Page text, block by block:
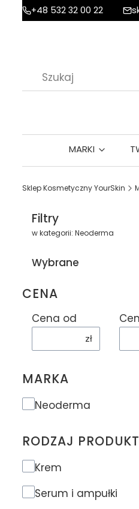
+48 532 32 00 22
MARKI
Sklep Kosmetyczny YourSkin
Filtry
w kategorii: Neoderma
Wybrane
CENA
Cena od
zł
MARKA
Marka
Neoderma
RODZAJ
Rodzaj produktu
Krem
Serum i ampułki